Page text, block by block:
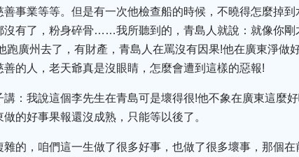
事業等等。但是有一次他檢查船的時候，不曉得怎麼掉
沒有了，粉身碎骨……我所聽到的，青島人就說：就像你剛
跑廣州去了，有財產，青島人在罵沒有因果!他在廣東淨做
的人，老天爺真是沒眼睛，怎麼會遭到這樣的惡報!
：我說這個李先生在青島可是壞得很!他不象在廣東這麼
的好事果報還沒成熟，只能等以後了。
雜的，咱們這一生做了很多好事，也做了很多壞事，那個